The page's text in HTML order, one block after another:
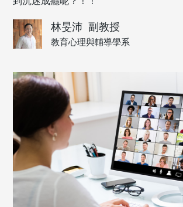
林旻沛 副教授
教育心理與輔導學系